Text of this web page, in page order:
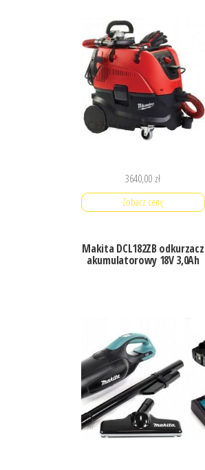
3640,00 zł
Zobacz cenę
Makita DCL182ZB odkurzacz
akumulatorowy 18V 3,0Ah